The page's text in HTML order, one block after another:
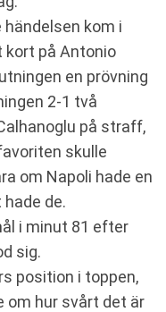
kom i
kort på Antonio
en prövning
2-1 två
på straff,
skulle
om Napoli hade en
de.
i minut 81 efter
sig.
position i toppen,
om hur svårt det är